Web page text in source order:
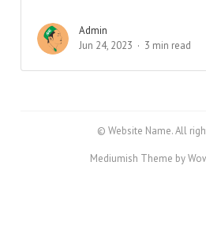
Admin
Jun 24, 2023
3 min read
© Website Name. All
Mediumish Theme by